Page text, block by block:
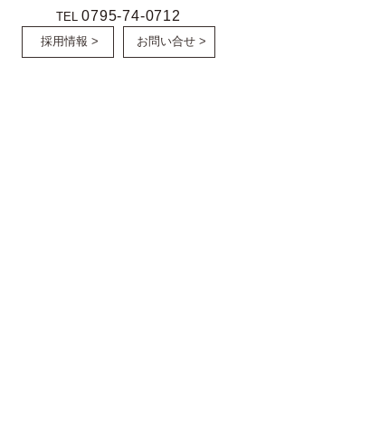
TEL0795-74-0712
採用情報 > お問い合せ >